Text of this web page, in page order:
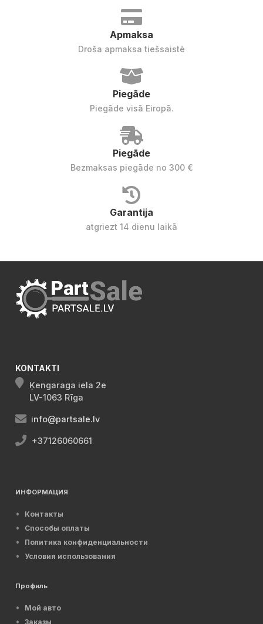
Apmaksa
Droša apmaksa tiešsaistē
Piegāde
Piegāde visā Eiropā.
Piegāde
Bezmaksas piegāde no 300 €
Garantija
atgriezt 14 dienu laikā
KONTAKTI
Ķengaraga iela 2e
LV-1063 Rīga
info@partsale.lv
+37126060661
ИНФОРМАЦИЯ
Контакты
Способы оплаты
Политика конфиденциальности
Условия использования
Профиль
Мой авто
Заказы